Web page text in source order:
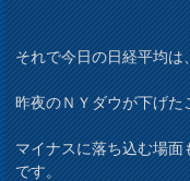
それで今日の日経平均は
昨夜のＮＹダウが下げた
マイナスに落ち込む場
です。